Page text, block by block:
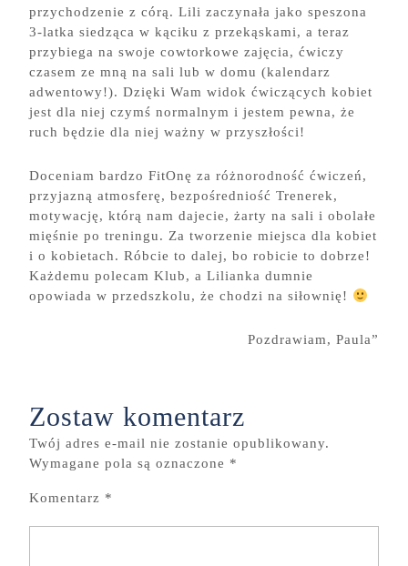
przychodzenie z córą. Lili zaczynała jako speszona
3-latka siedząca w kąciku z przekąskami, a teraz
przybiega na swoje cowtorkowe zajęcia, ćwiczy
czasem ze mną na sali lub w domu (kalendarz
adwentowy!). Dzięki Wam widok ćwiczących kobiet
jest dla niej czymś normalnym i jestem pewna, że
ruch będzie dla niej ważny w przyszłości!
Doceniam bardzo FitOnę za różnorodność ćwiczeń,
przyjazną atmosferę, bezpośredniość Trenerek,
motywację, którą nam dajecie, żarty na sali i obolałe
mięśnie po treningu. Za tworzenie miejsca dla kobiet
i o kobietach. Róbcie to dalej, bo robicie to dobrze!
Każdemu polecam Klub, a Lilianka dumnie
opowiada w przedszkolu, że chodzi na siłownię!
Pozdrawiam, Paula”
Zostaw komentarz
Twój adres e-mail nie zostanie opublikowany.
Wymagane pola są oznaczone *
Komentarz *